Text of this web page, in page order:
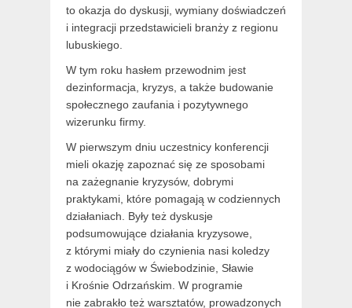
to okazja do dyskusji, wymiany doświadczeń
i integracji przedstawicieli branży z regionu
lubuskiego.
W tym roku hasłem przewodnim jest
dezinformacja, kryzys, a także budowanie
społecznego zaufania i pozytywnego
wizerunku firmy.
W pierwszym dniu uczestnicy konferencji
mieli okazję zapoznać się ze sposobami
na zażegnanie kryzysów, dobrymi
praktykami, które pomagają w codziennych
działaniach. Były też dyskusje
podsumowujące działania kryzysowe,
z którymi miały do czynienia nasi koledzy
z wodociągów w Świebodzinie, Sławie
i Krośnie Odrzańskim. W programie
nie zabrakło też warsztatów, prowadzonych